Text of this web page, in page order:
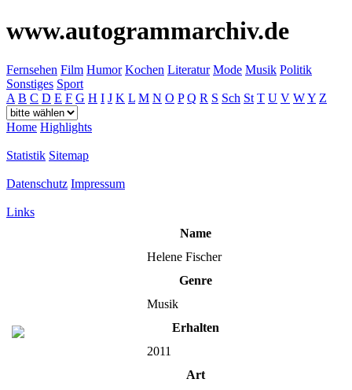
www.autogrammarchiv.de
Fernsehen Film Humor Kochen Literatur Mode Musik Politik
Sonstiges Sport
A B C D E F G H I J K L M N O P Q R S Sch St T U V WY Z
Home Highlights
Statistik Sitemap
Datenschutz Impressum
Links
Name
Helene Fischer
Genre
Musik
Erhalten
2011
Art